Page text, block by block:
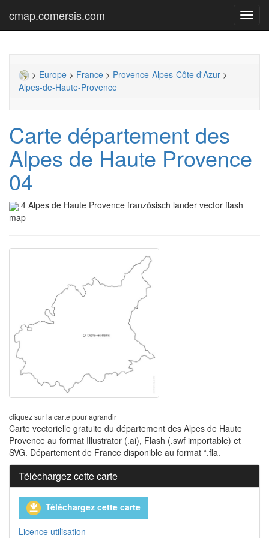
cmap.comersis.com
> Europe > France > Provence-Alpes-Côte d'Azur >
Alpes-de-Haute-Provence
Carte département des
Alpes de Haute Provence
04
4 Alpes de Haute Provence französisch lander vector flash
map
cliquez sur la carte pour agrandir
Carte vectorielle gratuite du département des Alpes de Haute
Provence au format Illustrator (.ai), Flash (.swf importable) et
SVG. Département de France disponible au format *.fla.
Téléchargez cette carte
Téléchargez cette carte
Licence utilisation